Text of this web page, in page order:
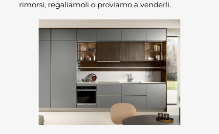
rimorsi, regaliamoli o proviamo a venderli.